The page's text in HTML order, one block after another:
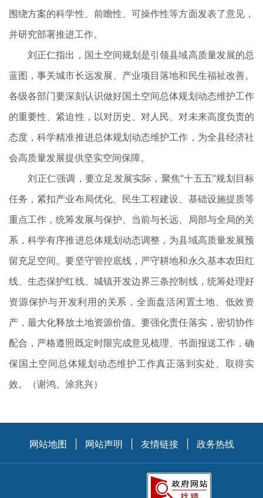
围绕方案的科学性、前瞻性、可操作性等方面发表了意见，
并研究部署推进工作。
刘正仁指出，国土空间规划是引领县域高质量发展的总
蓝图，事关城市长远发展、产业项目落地和民生福祉改善。
各级各部门要深刻认识做好国土空间总体规划动态维护工作
的重要性、紧迫性，以对历史、对人民、对未来高度负责的
态度，科学精准推进总体规划动态维护工作，为全县经济社
会高质量发展提供坚实空间保障。
刘正仁强调，要立足发展实际，聚焦“十五五”规划目标
任务，紧扣产业布局优化、民生工程建设、基础设施提质等
重点工作，统筹发展与保护、当前与长远、局部与全局的关
系，科学有序推进总体规划动态调整，为县域高质量发展预
留充足空间。要坚守管控底线，严守耕地和永久基本农田红
线、生态保护红线、城镇开发边界三条控制线，统筹处理好
资源保护与开发利用的关系，全面盘活闲置土地、低效资
产，最大化释放土地资源价值。要强化责任落实，密切协作
配合，严格遵照既定时限完成意见梳理、书面报送工作，确
保国土空间总体规划动态维护工作真正落到实处、取得实
效。（谢鸿、涂兆兴）
网站地图 网站声明 友情链接 政务热线